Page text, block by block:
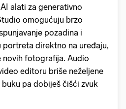
alati za generativno
omogućuju brzo
pozadina i
direktno na uređaju,
novih fotografija. Audio
editoru briše neželjene
pa dobiješ čišći zvuk